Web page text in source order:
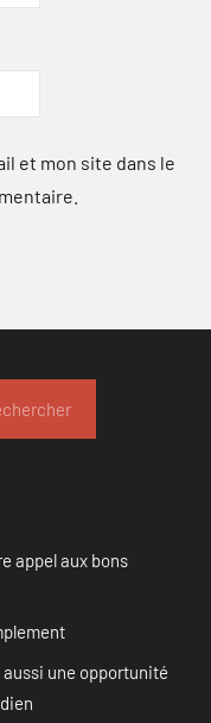
et mon site dans le
appel aux bons
une opportunité